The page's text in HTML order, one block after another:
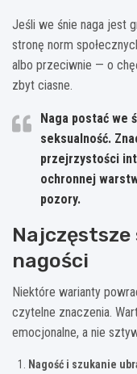
Jeśli we śnie naga jest
stronę norm
albo przeciwnie — o
zbyt ciasne.
Naga postać we
seksualność.
przejrzystości
ochronnej
pozory.
Najczęstsze
nagości
Niektóre warianty
czytelne znaczenia.
emocjonalne, a nie
Nagość i szukanie